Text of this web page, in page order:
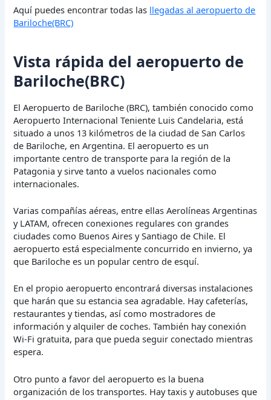
Aquí puedes encontrar todas las llegadas al aeropuerto de
Bariloche(BRC)
Vista rápida del aeropuerto de
Bariloche(BRC)
El Aeropuerto de Bariloche (BRC), también conocido como
Aeropuerto Internacional Teniente Luis Candelaria, está
situado a unos 13 kilómetros de la ciudad de San Carlos
de Bariloche, en Argentina. El aeropuerto es un
importante centro de transporte para la región de la
Patagonia y sirve tanto a vuelos nacionales como
internacionales.
Varias compañías aéreas, entre ellas Aerolíneas Argentinas
y LATAM, ofrecen conexiones regulares con grandes
ciudades como Buenos Aires y Santiago de Chile. El
aeropuerto está especialmente concurrido en invierno, ya
que Bariloche es un popular centro de esquí.
En el propio aeropuerto encontrará diversas instalaciones
que harán que su estancia sea agradable. Hay cafeterías,
restaurantes y tiendas, así como mostradores de
información y alquiler de coches. También hay conexión
Wi-Fi gratuita, para que pueda seguir conectado mientras
espera.
Otro punto a favor del aeropuerto es la buena
organización de los transportes. Hay taxis y autobuses que